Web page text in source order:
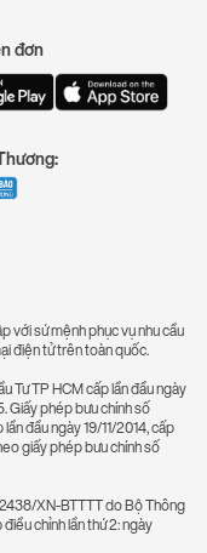
đơn
với sứ mệnh phục vụ nhu cầu
điện tử trên toàn quốc.
Tư TP HCM cấp lần đầu ngày
Giấy phép bưu chính số
đầu ngày 19/11/2014, cấp
giấy phép bưu chính số
XN-BTTTT do Bộ Thông
chỉnh lần thứ 2: ngày